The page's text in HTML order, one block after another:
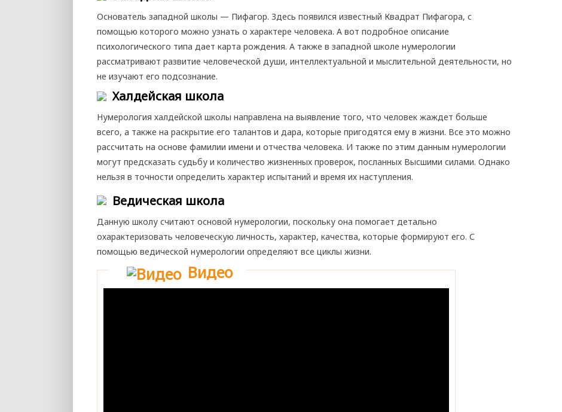
Основатель западной школы — Пифагор. Здесь появился известный Квадрат Пифагора, с
помощью которого можно узнать о характере человека. А вот подробное описание
психологического типа дает карта рождения. А также в западной школе нумерологии
рассматривают развитие человеческой души, интеллектуальной и мыслительной деятельности, но
не изучают его подсознание.
Халдейская школа
Нумерология халдейской школы направлена на выявление того, что человек жаждет больше
всего, а также на раскрытие его талантов и дара, которые пригодятся ему в жизни. Все это можно
рассчитать на основе фамилии имени и отчества человека. И также по этим данным нумерологии
могут предсказать судьбу и количество жизненных проверок, посланных Высшими силами. Однако
нельзя в точности определить характер испытаний и время их наступления.
Ведическая школа
Данную школу считают основой нумерологии, поскольку она помогает детально
охарактеризовать человеческую личность, характер, качества, которые формируют его. С
помощью ведической нумерологии определяют все циклы жизни.
Видео